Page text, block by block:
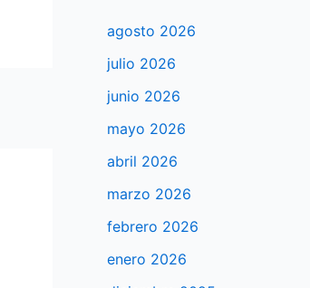
agosto 2026
julio 2026
junio 2026
mayo 2026
abril 2026
marzo 2026
febrero 2026
enero 2026